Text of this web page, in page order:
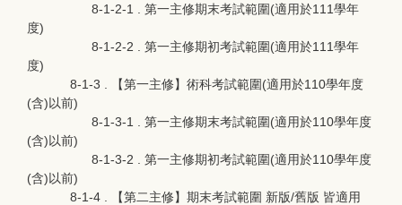
8-1-2-1 . 第一主修期末考試範圍(適用於111學年
度)
8-1-2-2 . 第一主修期初考試範圍(適用於111學年
度)
8-1-3 . 【第一主修】術科考試範圍(適用於110學年度
(含)以前)
8-1-3-1 . 第一主修期末考試範圍(適用於110學年度
(含)以前)
8-1-3-2 . 第一主修期初考試範圍(適用於110學年度
(含)以前)
8-1-4 . 【第二主修】期末考試範圍 新版/舊版 皆適用